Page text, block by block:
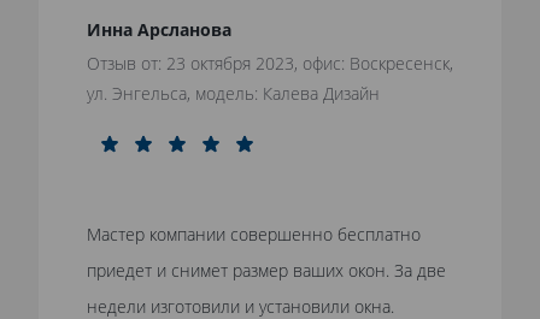
Инна Арсланова
Отзыв от: 23 октября 2023, офис: Воскресенск,
ул. Энгельса, модель: Калева Дизайн
Мастер компании совершенно бесплатно
приедет и снимет размер ваших окон. За две
недели изготовили и установили окна.